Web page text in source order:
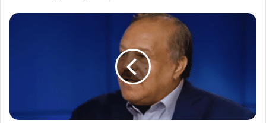
وزير
يشمل
الجميع